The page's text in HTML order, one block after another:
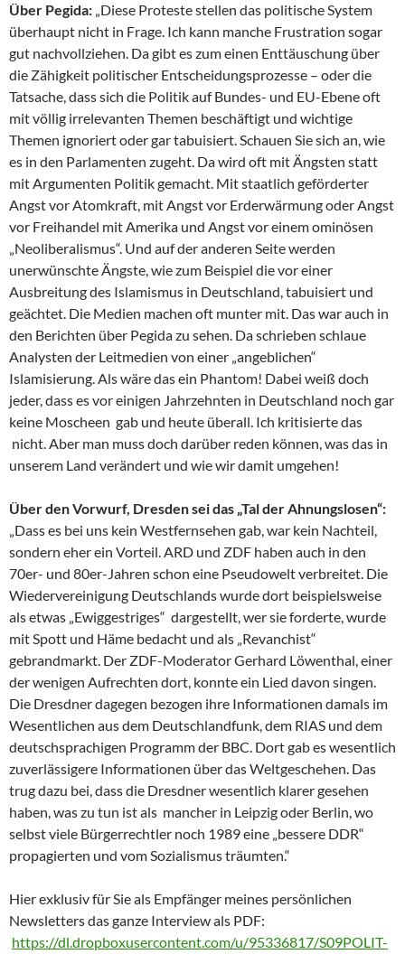
Über Pegida: „Diese Proteste stellen das politische System
überhaupt nicht in Frage. Ich kann manche Frustration sogar
gut nachvollziehen. Da gibt es zum einen Enttäuschung über
die Zähigkeit politischer Entscheidungsprozesse – oder die
Tatsache, dass sich die Politik auf Bundes- und EU-Ebene oft
mit völlig irrelevanten Themen beschäftigt und wichtige
Themen ignoriert oder gar tabuisiert. Schauen Sie sich an, wie
es in den Parlamenten zugeht. Da wird oft mit Ängsten statt
mit Argumenten Politik gemacht. Mit staatlich geförderter
Angst vor Atomkraft, mit Angst vor Erderwärmung oder Angst
vor Freihandel mit Amerika und Angst vor einem ominösen
„Neoliberalismus“. Und auf der anderen Seite werden
unerwünschte Ängste, wie zum Beispiel die vor einer
Ausbreitung des Islamismus in Deutschland, tabuisiert und
geächtet. Die Medien machen oft munter mit. Das war auch in
den Berichten über Pegida zu sehen. Da schrieben schlaue
Analysten der Leitmedien von einer „angeblichen“
Islamisierung. Als wäre das ein Phantom! Dabei weiß doch
jeder, dass es vor einigen Jahrzehnten in Deutschland noch gar
keine Moscheen gab und heute überall. Ich kritisierte das
nicht. Aber man muss doch darüber reden können, was das in
unserem Land verändert und wie wir damit umgehen!
Über den Vorwurf, Dresden sei das „Tal der Ahnungslosen“:
„Dass es bei uns kein Westfernsehen gab, war kein Nachteil,
sondern eher ein Vorteil. ARD und ZDF haben auch in den
70er- und 80er-Jahren schon eine Pseudowelt verbreitet. Die
Wiedervereinigung Deutschlands wurde dort beispielsweise
als etwas „Ewiggestriges“ dargestellt, wer sie forderte, wurde
mit Spott und Häme bedacht und als „Revanchist“
gebrandmarkt. Der ZDF-Moderator Gerhard Löwenthal, einer
der wenigen Aufrechten dort, konnte ein Lied davon singen.
Die Dresdner dagegen bezogen ihre Informationen damals im
Wesentlichen aus dem Deutschlandfunk, dem RIAS und dem
deutschsprachigen Programm der BBC. Dort gab es wesentlich
zuverlässigere Informationen über das Weltgeschehen. Das
trug dazu bei, dass die Dresdner wesentlich klarer gesehen
haben, was zu tun ist als mancher in Leipzig oder Berlin, wo
selbst viele Bürgerrechtler noch 1989 eine „bessere DDR“
propagierten und vom Sozialismus träumten.“
Hier exklusiv für Sie als Empfänger meines persönlichen
Newsletters das ganze Interview als PDF:
https://dl.dropboxusercontent.com/u/95336817/S09POLIT-